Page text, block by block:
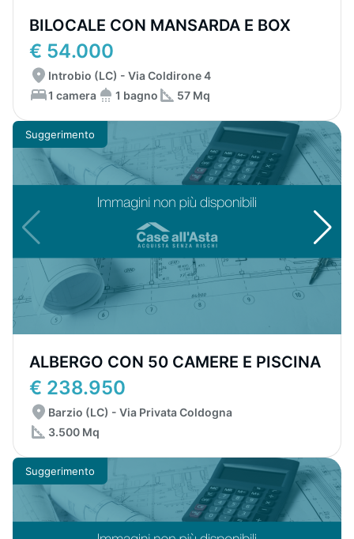
BILOCALE CON MANSARDA E BOX
€ 54.000
Introbio (LC) - Via Coldirone 4
1 camera
1 bagno 57 Mq
Suggerimento
ALBERGO CON 50 CAMERE E PISCINA
€ 238.950
Barzio (LC) - Via Privata Coldogna
3.500 Mq
Suggerimento